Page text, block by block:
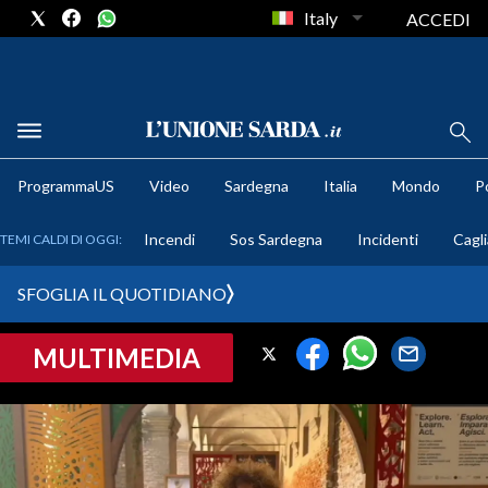
METEO
CRONACA SARDEGNA
PROVINCIA DI CAGLIARI
SULCIS IGLESIENTE
Italy ACCEDI
ProgrammaUS Video Sardegna Italia Mondo
TEMI CALDI DI OGGI: Incendi Sos Sardegna Incidenti
SFOGLIA IL QUOTIDIANO
MULTIMEDIA